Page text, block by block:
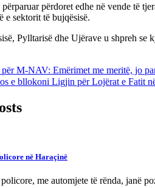
përdoret edhe në vende të
e sektorit të bujqësisë.
Pylltarisë dhe Ujërave u shpreh se
M-NAV: Emërimet me meritë, jo
e bllokoni Ligjin për Lojërat e Fatit
në Haraçinë
me automjete të rënda, janë